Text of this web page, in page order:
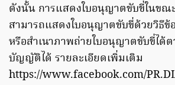
ดังนั้น การแสดงใบอนุญาตขับขี่ในขณ
สามารถแสดงใบอนุญาตขับขี่ด้วยวิธี
หรือสำเนาภาพถ่ายใบอนุญาตขับขี่ได้
บัญญัติได้ รายละเอียดเพิ่มเติม
https://www.facebook.com/